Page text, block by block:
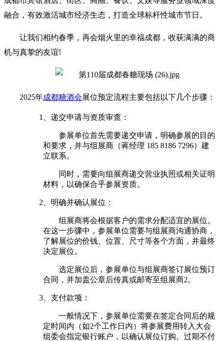
融合，有效激活城市经济生态，打造全球标杆性城市节日。
让我们相约春季，再会烟火里的幸福成都，收获满满的商
机与真挚的友谊!
2025年成都糖酒会展位预定流程主要包括以下几个步骤：
1‌、递交申请与资质审查‌：
参展单位首先需要递交申请，明确参展的目的
和要求，并与组展商（蒋经理 185 8186 7296）建
立联系‌。
同时，需要向组展商递交营业执照或相关证明
材料，以确保合乎参展资质‌。
‌2、明确并确认展位‌：
组展商将会根据客户的需求分配适宜的展位。
在这一步骤中，参展单位需要与组展商沟通协商，
了解展位的价钱、位置、尺寸等各个方面，并最终
决定展位‌。
选定展位后，参展单位与组展商签订展位预订
合同，并加盖公章后传真或邮寄至组展商‌2。
3‌、支付款项‌：
一般情况下，参展单位需要在签定合同后的规
定时间内（如2个工作日内）将参展费用转入大会
组委会指定银行账户，以确认展位订购。过期不付